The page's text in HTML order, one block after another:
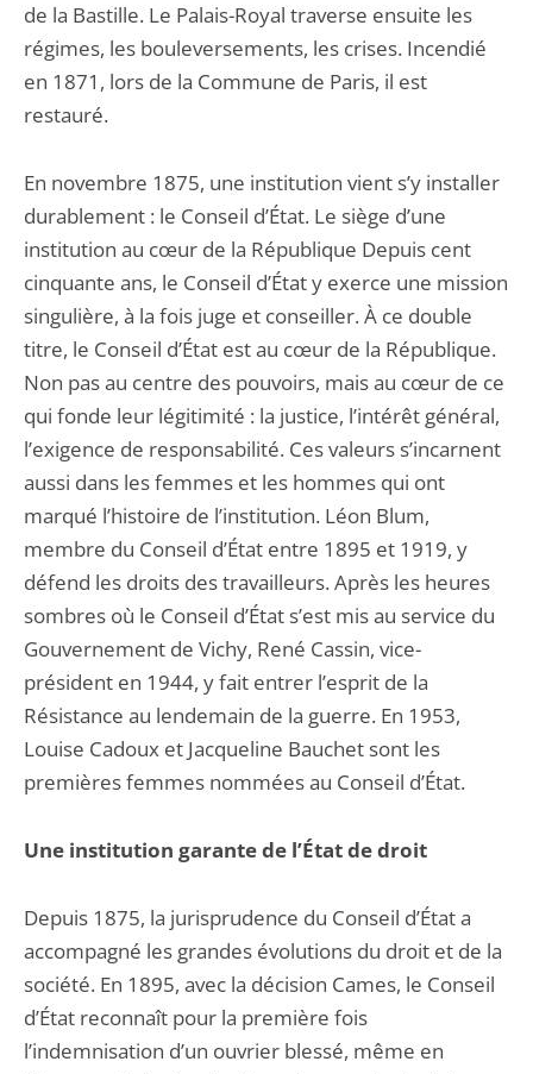
de la Bastille. Le Palais-Royal traverse ensuite les
régimes, les bouleversements, les crises. Incendié
en 1871, lors de la Commune de Paris, il est
restauré.
En novembre 1875, une institution vient s’y installer
durablement : le Conseil d’État. Le siège d’une
institution au cœur de la République Depuis cent
cinquante ans, le Conseil d’État y exerce une mission
singulière, à la fois juge et conseiller. À ce double
titre, le Conseil d’État est au cœur de la République.
Non pas au centre des pouvoirs, mais au cœur de ce
qui fonde leur légitimité : la justice, l’intérêt général,
l’exigence de responsabilité. Ces valeurs s’incarnent
aussi dans les femmes et les hommes qui ont
marqué l’histoire de l’institution. Léon Blum,
membre du Conseil d’État entre 1895 et 1919, y
défend les droits des travailleurs. Après les heures
sombres où le Conseil d’État s’est mis au service du
Gouvernement de Vichy, René Cassin, vice-
président en 1944, y fait entrer l’esprit de la
Résistance au lendemain de la guerre. En 1953,
Louise Cadoux et Jacqueline Bauchet sont les
premières femmes nommées au Conseil d’État.
Une institution garante de l’État de droit
Depuis 1875, la jurisprudence du Conseil d’État a
accompagné les grandes évolutions du droit et de la
société. En 1895, avec la décision Cames, le Conseil
d’État reconnaît pour la première fois
l’indemnisation d’un ouvrier blessé, même en